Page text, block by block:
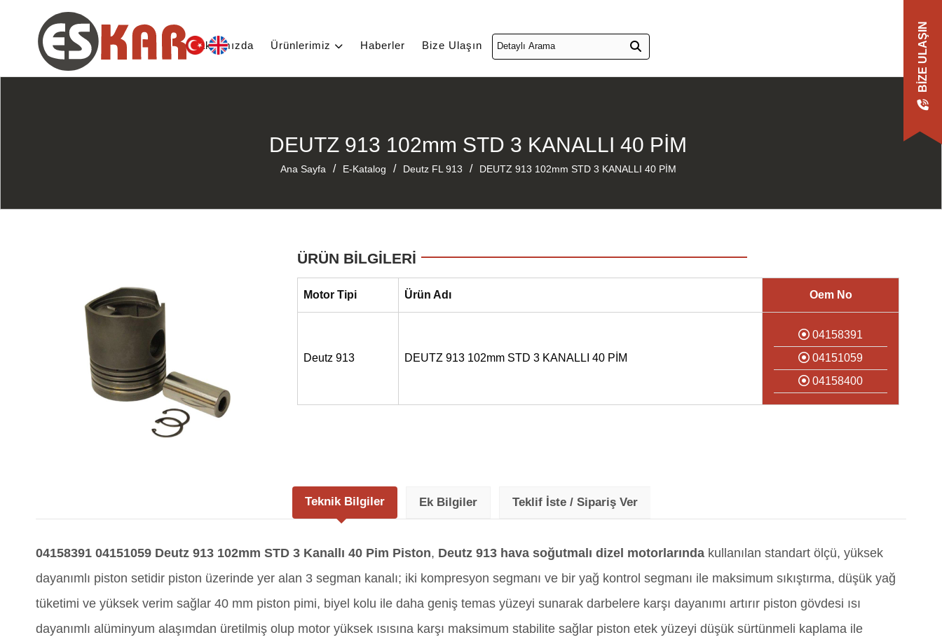
Hakkımızda Ürünlerimiz Haberler Bize Ulaşın BIZE ULAŞIN
DEUTZ 913 102mm STD 3 KANALLI 40 PİM
Ana Sayfa / E-Katalog / Deutz FL 913 / DEUTZ 913 102mm STD 3 KANALLI 40 PİM
ÜRÜN BİLGİLERİ
Motor Tipi Ürün Adı Oem No
Deutz 913 DEUTZ 913 102mm STD 3 KANALLI 40 PİM
04158391
04151059
04158400
Teknik Bilgiler Ek Bilgiler Teklif İste / Sipariş Ver
04158391 04151059 Deutz 913 102mm STD 3 Kanallı 40 Pim Piston, Deutz 913 hava soğutmalı dizel motorlarında kullanılan standart ölçü, yüksek
dayanımlı piston setidir piston üzerinde yer alan 3 segman kanalı; iki kompresyon segmanı ve bir yağ kontrol segmanı ile maksimum sıkıştırma, düşük yağ
tüketimi ve yüksek verim sağlar 40 mm piston pimi, biyel kolu ile daha geniş temas yüzeyi sunarak darbelere karşı dayanımı artırır piston gövdesi ısı
dayanımlı alüminyum alaşımdan üretilmiş olup motor yüksek ısısına karşı maksimum stabilite sağlar piston etek yüzeyi düşük sürtünmeli kaplama ile